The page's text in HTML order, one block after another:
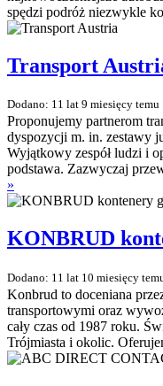
spędzi podróż niezwykle
Transport
Dodano: 11 lat 9 miesięcy temu
Proponujemy partnerom
dyspozycji m. in. zestawy
Wyjątkowy zespół ludzi i
podstawa. Zazwyczaj
»
KONBRUD
Dodano: 11 lat 10 miesięcy
Konbrud to doceniana
transportowymi oraz
cały czas od 1987 roku.
Trójmiasta i okolic.